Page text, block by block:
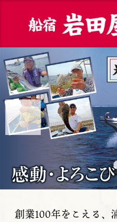
Previous
創業100年をこえる、